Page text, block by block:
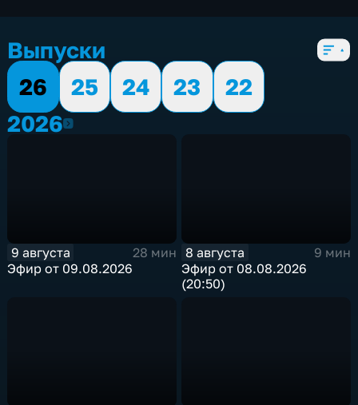
Выпуски
26
25 24 23
22
20262026
9 августа
28 мин
Эфир от 09.08.2026
8 августа
9 мин
Эфир от 08.08.2026
(20:50)